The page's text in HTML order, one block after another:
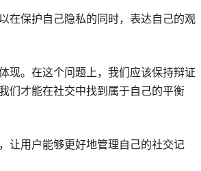
在保护自己隐私的同时，表达自己的观
现。在这个问题上，我们应该保持辩证
们才能在社交中找到属于自己的平衡
让用户能够更好地管理自己的社交记